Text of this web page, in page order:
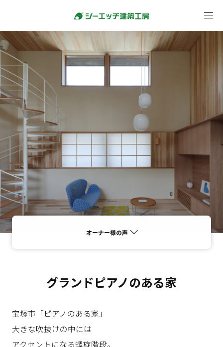
オーナー様の声
グランドピアノのある家
宝塚市「ピアノのある家」
大きな吹抜けの中には
アクセントになる螺旋階段。